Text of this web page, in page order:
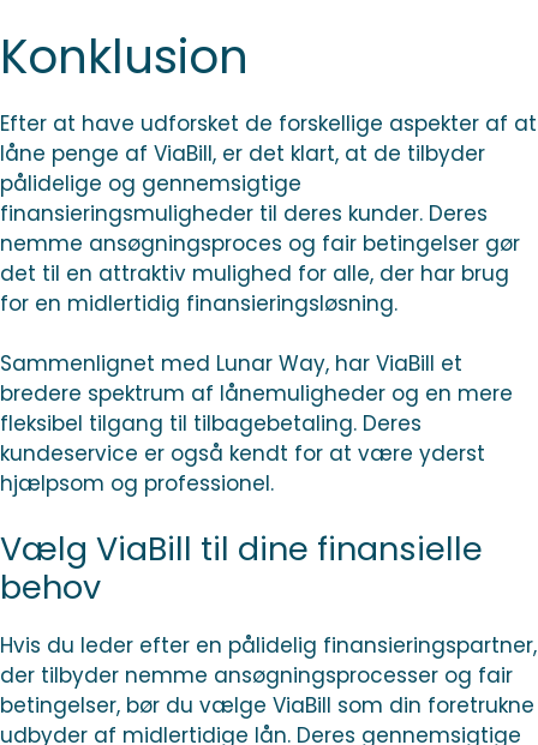
Konklusion
Efter at have udforsket de forskellige aspekter af at
låne penge af ViaBill, er det klart, at de tilbyder
pålidelige og gennemsigtige
finansieringsmuligheder til deres kunder. Deres
nemme ansøgningsproces og fair betingelser gør
det til en attraktiv mulighed for alle, der har brug
for en midlertidig finansieringsløsning.
Sammenlignet med Lunar Way, har ViaBill et
bredere spektrum af lånemuligheder og en mere
fleksibel tilgang til tilbagebetaling. Deres
kundeservice er også kendt for at være yderst
hjælpsom og professionel.
Vælg ViaBill til dine finansielle
behov
Hvis du leder efter en pålidelig finansieringspartner,
der tilbyder nemme ansøgningsprocesser og fair
betingelser, bør du vælge ViaBill som din foretrukne
udbyder af midlertidige lån. Deres gennemsigtige